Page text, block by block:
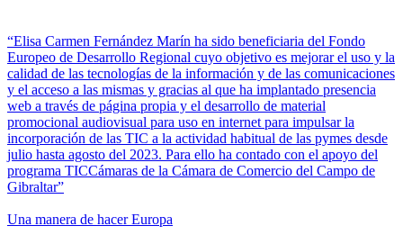
“Elisa Carmen Fernández Marín ha sido beneficiaria del Fondo
Europeo de Desarrollo Regional cuyo objetivo es mejorar el uso y la
calidad de las tecnologías de la información y de las comunicaciones
y el acceso a las mismas y gracias al que ha implantado presencia
web a través de página propia y el desarrollo de material
promocional audiovisual para uso en internet para impulsar la
incorporación de las TIC a la actividad habitual de las pymes desde
julio hasta agosto del 2023. Para ello ha contado con el apoyo del
programa TICCámaras de la Cámara de Comercio del Campo de
Gibraltar”
Una manera de hacer Europa